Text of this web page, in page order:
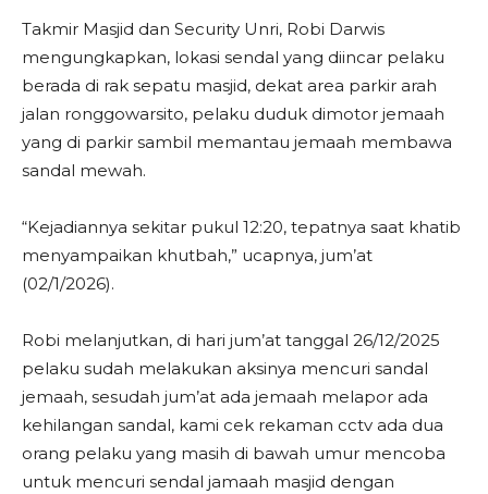
Takmir Masjid dan Security Unri, Robi Darwis
mengungkapkan, lokasi sendal yang diincar pelaku
berada di rak sepatu masjid, dekat area parkir arah
jalan ronggowarsito, pelaku duduk dimotor jemaah
yang di parkir sambil memantau jemaah membawa
sandal mewah.
“Kejadiannya sekitar pukul 12:20, tepatnya saat khatib
menyampaikan khutbah,” ucapnya, jum’at
(02/1/2026).
Robi melanjutkan, di hari jum’at tanggal 26/12/2025
pelaku sudah melakukan aksinya mencuri sandal
jemaah, sesudah jum’at ada jemaah melapor ada
kehilangan sandal, kami cek rekaman cctv ada dua
orang pelaku yang masih di bawah umur mencoba
untuk mencuri sendal jamaah masjid dengan